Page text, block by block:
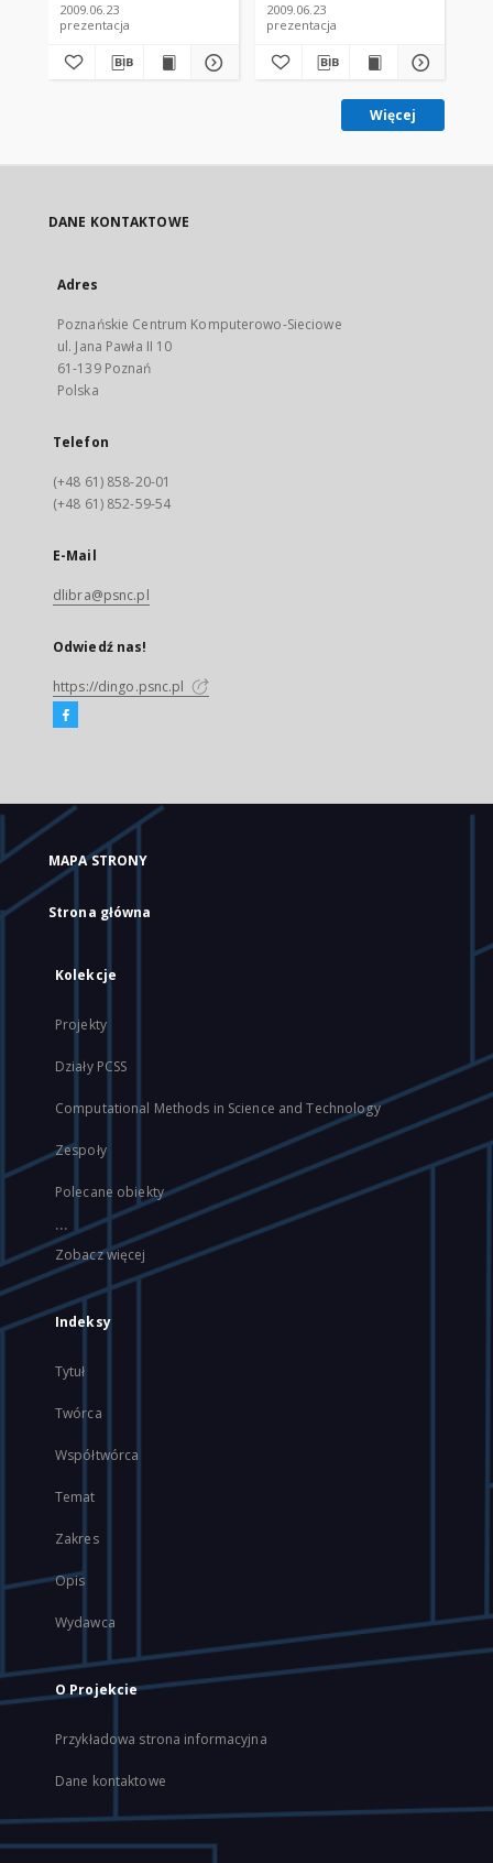
2009.06.23
prezentacja
2009.06.23
prezentacja
Więcej
DANE KONTAKTOWE
Adres
Poznańskie Centrum Komputerowo-Sieciowe
ul. Jana Pawła II 10
61-139 Poznań
Polska
Telefon
(+48 61) 858-20-01
(+48 61) 852-59-54
E-Mail
dlibra@psnc.pl
Odwiedź nas!
https://dingo.psnc.pl
MAPA STRONY
Strona główna
Kolekcje
Projekty
Działy PCSS
Computational Methods in Science and Technology
Zespoły
Polecane obiekty
...
Zobacz więcej
Indeksy
Tytuł
Twórca
Współtwórca
Temat
Zakres
Opis
Wydawca
O Projekcie
Przykładowa strona informacyjna
Dane kontaktowe